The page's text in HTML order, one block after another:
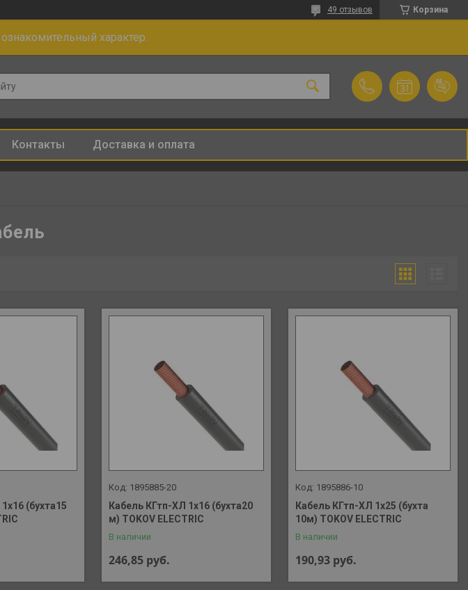
Корзина
49 отзывов
характер.
Контакты Доставка и оплата
(бухта15
1895885-20
Кабель КГтп-ХЛ 1х16 (бухта20
м) TOKOV ELECTRIC
В наличии
246,85 руб.
1895886-10
Кабель КГтп-ХЛ 1х25 (бухта
10м) TOKOV ELECTRIC
В наличии
190,93 руб.